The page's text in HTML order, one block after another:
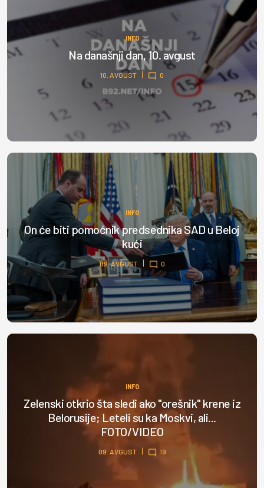
INFO
Na današnji dan, 10. avgust
10. AVGUST 0
INFO
On će biti pomoćnik predsednika SAD u Beloj
kući
09. AVGUST 0
INFO
Zelenski otkrio šta sledi ako "orešnik" krene iz
Belorusije; Leteli su ka Moskvi, ali...
FOTO/VIDEO
09. AVGUST 19